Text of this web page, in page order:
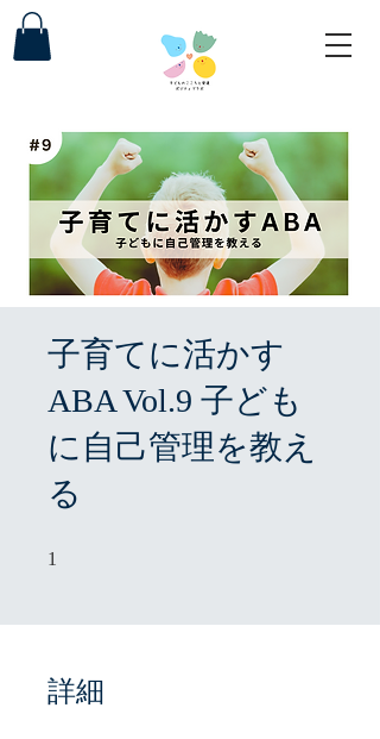
子育てに活かす
ABA Vol.9 子ども
に自己管理を教え
る
1
詳細